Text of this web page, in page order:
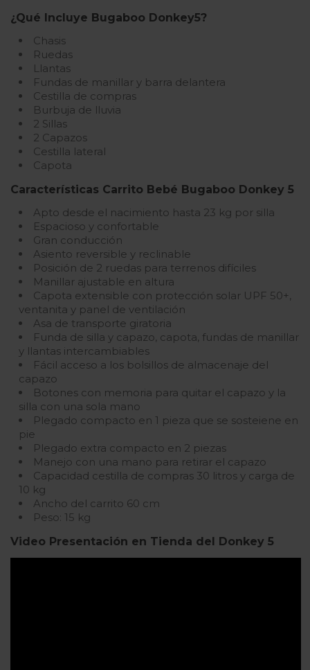
¿Qué Incluye Bugaboo Donkey5?
Chasis
Ruedas
Llantas
Fundas de manillar y barra delantera
Cestilla de compras
Burbuja de lluvia
2 Sillas
2 Capazos
Cestilla lateral
Capota
Características Carrito Bebé Bugaboo Donkey 5
Apto desde el nacimiento hasta 23 kg por silla
Espacioso y confortable
Gran conducción
Asiento reversible y reclinable
Posición de 2 ruedas para terrenos difíciles
Manillar ajustable en altura
Capota extensible con protección solar UPF 50+,
ventanita y panel de ventilación
Asa de transporte giratoria
Funda de silla y capazo, capota, fundas de manillar
y llantas intercambiables
Fácil acceso a los bolsillos de almacenaje del
capazo
Botones con memoria para quitar el capazo y la
silla con una sola mano
Plegado compacto en 1 pieza que se sosteiene en
pie
Plegado extra compacto en 2 piezas
Manejo con una mano para retirar el capazo
Capacidad cestilla de compras 30 litros y carga de
10 kg
Ancho del carrito 60 cm
Peso: 15 kg
Video Presentación en Tienda del Donkey 5